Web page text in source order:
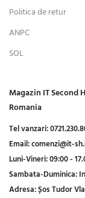
Politica de retur
ANPC
SOL
Magazin IT Second
Romania
Tel vanzari:
Email:comenzi@it-
Luni-Vineri:09:00 -
Sambata-Duminica:
Adresa:Șos Tudor